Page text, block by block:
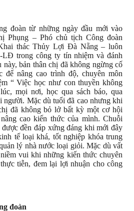
đoàn từ những ngày đầu mới vào
Phụng – Phó chủ tịch Công đoàn
thác Thủy Lợi Đà Nẵng – luôn
trong công ty tín nhiệm và đánh
bản thân chị đã không ngừng cố
để nâng cao trình độ, chuyên môn
“ Việc học như con thuyền không
mọi nơi, học qua sách báo, qua
người. Mặc dù tuổi đã cao nhưng khi
đã không bỏ lở bất kỳ một cơ hội
cao kiến thức của mình. Chuỗi
đền đáp xứng đáng khi mới đây
tế loại khá, tốt nghiệp khóa trung
lý nhà nước loại giỏi. Mặc dù vất
vui khi những kiến thức chuyên
tiễn, đem lại lợi nhuận cho công
đoàn